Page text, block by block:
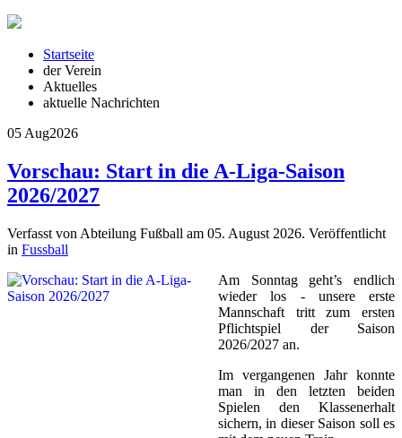
Startseite
der Verein
Aktuelles
aktuelle Nachrichten
05 Aug2026
Vorschau: Start in die A-Liga-Saison
2026/2027
Verfasst von Abteilung Fußball am 05. August 2026. Veröffentlicht
in Fussball
Am Sonntag geht’s endlich
wieder los - unsere erste
Mannschaft tritt zum ersten
Pflichtspiel der Saison
2026/2027 an.
Im vergangenen Jahr konnte
man in den letzten beiden
Spielen den Klassenerhalt
sichern, in dieser Saison soll es